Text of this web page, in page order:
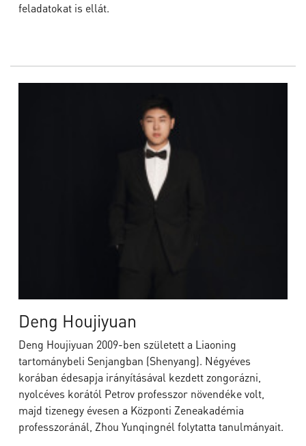
feladatokat is ellát.
Deng Houjiyuan
Deng Houjiyuan 2009-ben született a Liaoning
tartománybeli Senjangban (Shenyang). Négyéves
korában édesapja irányításával kezdett zongorázni,
nyolcéves korától Petrov professzor növendéke volt,
majd tizenegy évesen a Központi Zeneakadémia
professzoránál, Zhou Yunqingnél folytatta tanulmányait.